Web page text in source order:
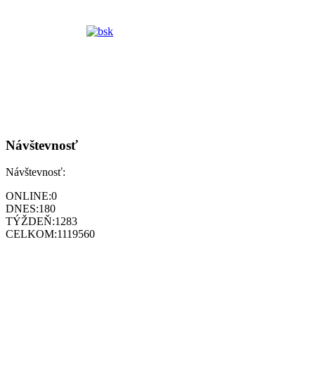
Návštevnosť
Návštevnosť:
ONLINE:0
DNES:180
TÝŽDEŇ:1283
CELKOM:1119560